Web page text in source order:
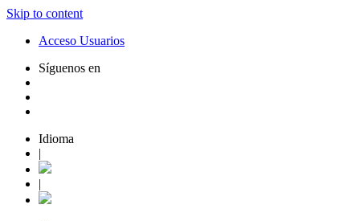
Skip to content
Acceso Usuarios
Síguenos en
Idioma
|
|